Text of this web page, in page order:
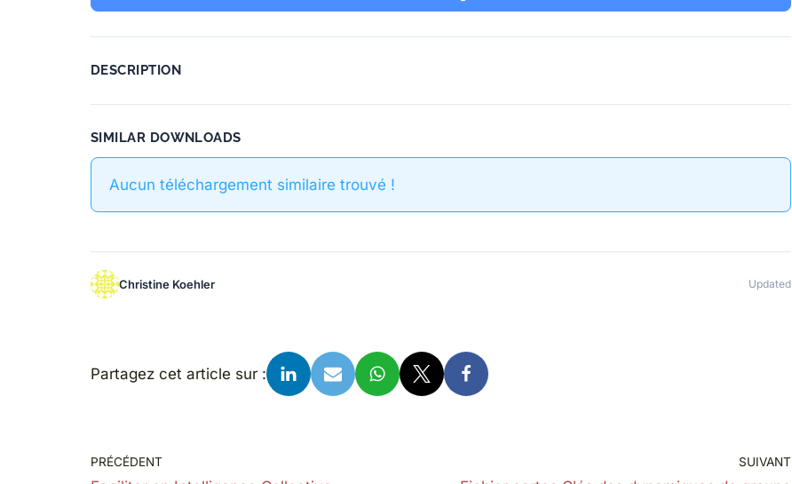
DESCRIPTION
SIMILAR DOWNLOADS
Aucun téléchargement similaire trouvé !
Christine Koehler Updated
Partagez cet article sur :
PRÉCÉDENT SUIVANT